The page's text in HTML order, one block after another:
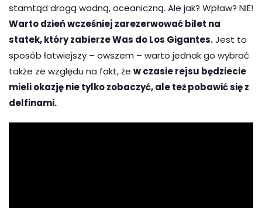
stamtąd drogą wodną, oceaniczną. Ale jak? Wpław? NIE!
Warto dzień wcześniej zarezerwować bilet na
statek, który zabierze Was do Los Gigantes.Jest to
sposób łatwiejszy – owszem – warto jednak go wybrać
także ze względu na fakt, że w czasie rejsu będziecie
mieli okazję nie tylko zobaczyć, ale też pobawić się z
delfinami.